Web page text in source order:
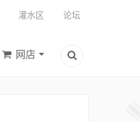
灌水区 论坛
网店